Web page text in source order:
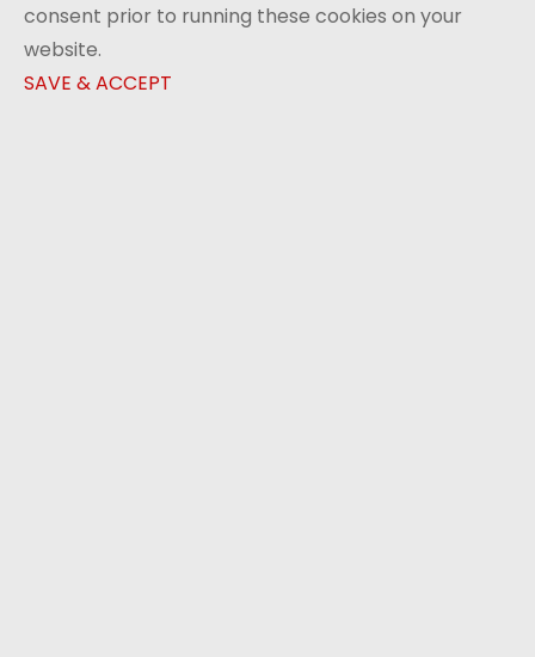
consent prior to running these cookies on your
website.
SAVE & ACCEPT